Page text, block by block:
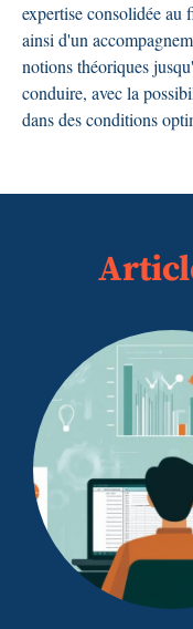
expertise consolidée au
ainsi d'un
notions théoriques
conduire, avec la
dans des conditions